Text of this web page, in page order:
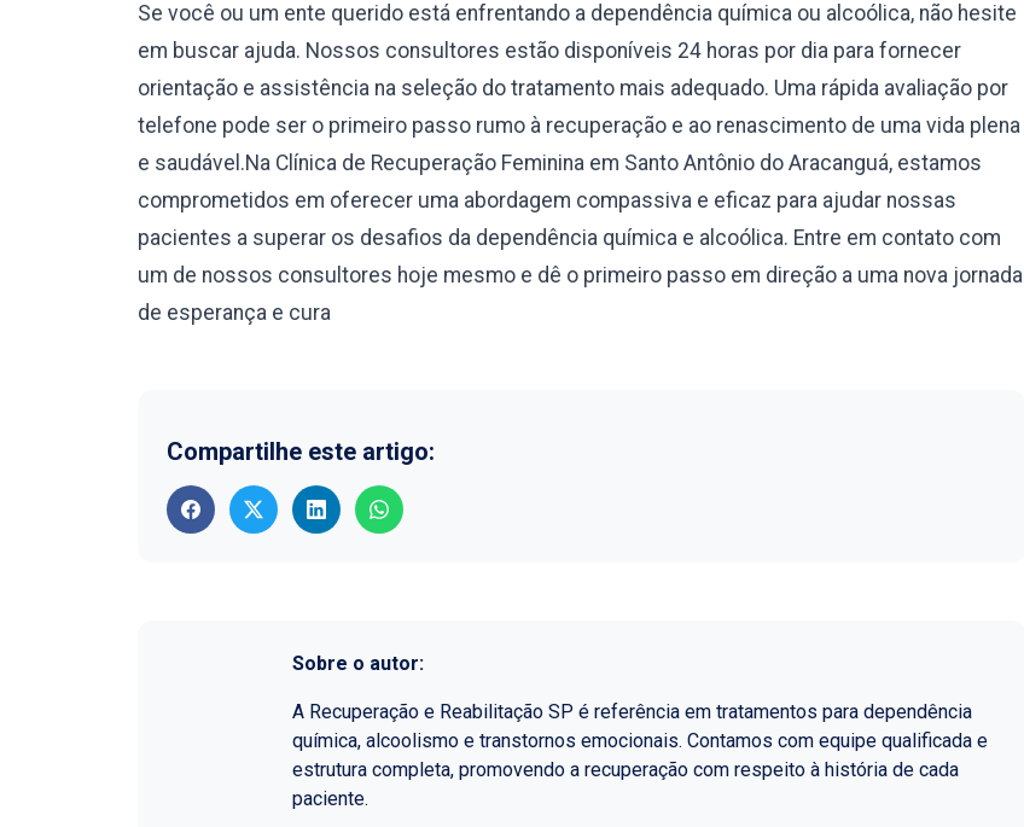
Se você ou um ente querido está enfrentando a dependência química ou alcoólica, não hesite
em buscar ajuda. Nossos consultores estão disponíveis 24 horas por dia para fornecer
orientação e assistência na seleção do tratamento mais adequado. Uma rápida avaliação por
telefone pode ser o primeiro passo rumo à recuperação e ao renascimento de uma vida plena
e saudável.Na Clínica de Recuperação Feminina em Santo Antônio do Aracanguá, estamos
comprometidos em oferecer uma abordagem compassiva e eficaz para ajudar nossas
pacientes a superar os desafios da dependência química e alcoólica. Entre em contato com
um de nossos consultores hoje mesmo e dê o primeiro passo em direção a uma nova jornada
de esperança e cura
Compartilhe este artigo:
Sobre o autor:
A Recuperação e Reabilitação SP é referência em tratamentos para dependência
química, alcoolismo e transtornos emocionais. Contamos com equipe qualificada e
estrutura completa, promovendo a recuperação com respeito à história de cada
paciente.